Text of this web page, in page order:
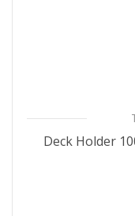
Deck Holder